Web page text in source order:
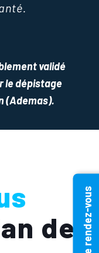
validé
le dépistage
(Ademas).
de